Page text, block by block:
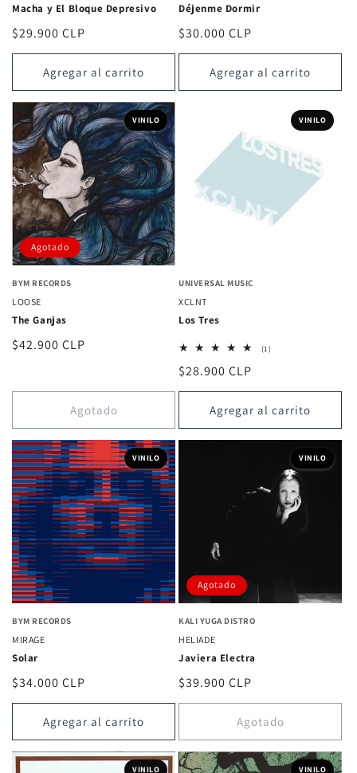
Macha y El Bloque Depresivo
Precio
habitual
$29.900 CLP
Agregar al carrito
Déjenme Dormir
Precio
habitual
$30.000 CLP
Agregar al carrito
VINILO
Agotado
BYM RECORDS
LOOSE
The Ganjas
Precio
$42.900 CLP
Agotado
VINILO
UNIVERSAL MUSIC
XCLNT
Los Tres
(1)1
Precio
habitual
$28.900 CLP
Agregar al carrito
VINILO
BYM RECORDS
MIRAGE
Solar
Precio
habitual
$34.000 CLP
Agregar al carrito
VINILO
Agotado
KALI YUGA DISTRO
HELIADE
Javiera Electra
Precio
habitual
$39.900 CLP
Agotado
VINILO VINILO